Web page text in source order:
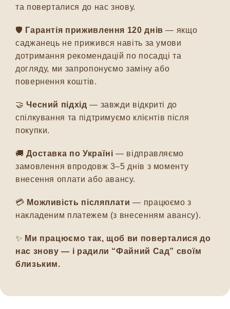
та поверталися до нас знову.
🛡️ Гарантія приживлення 120 днів — якщо
саджанець не прижився навіть за умови
дотримання рекомендацій по посадці та
догляду, ми запропонуємо заміну або
повернення коштів.
🤝Чесний підхід — завжди відкриті до
спілкування та підтримуємо клієнтів після
покупки.
🚚Доставка по Україні — відправляємо
замовлення впродовж 3–5 днів з моменту
внесення оплати або авансу.
💳 Можливість післяплати — працюємо з
накладеним платежем (з внесенням авансу).
✨ Ми працюємо так, щоб ви поверталися до
нас знову — і радили “Файний Сад” своїм
близьким.